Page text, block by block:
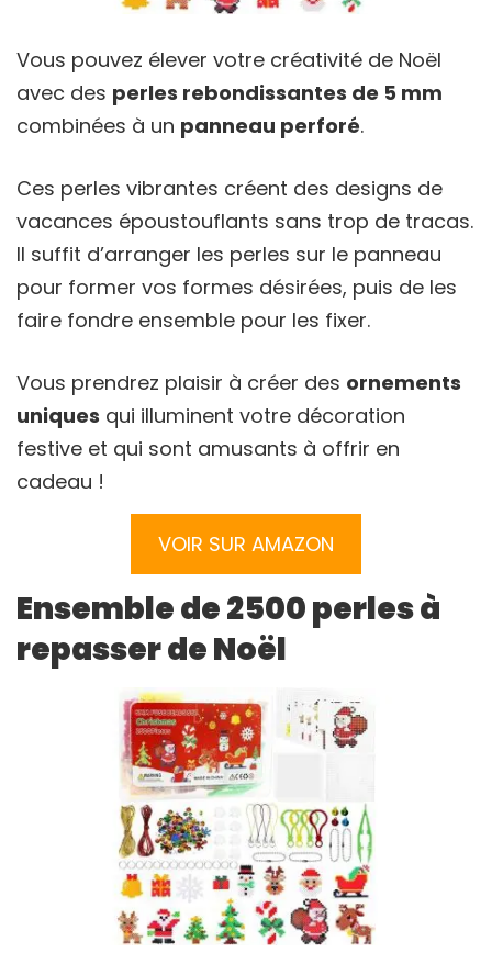
Vous pouvez élever votre créativité de Noël
avec des perles rebondissantes de 5 mm
combinées à un panneau perforé.
Ces perles vibrantes créent des designs de
vacances époustouflants sans trop de tracas.
Il suffit d’arranger les perles sur le panneau
pour former vos formes désirées, puis de les
faire fondre ensemble pour les fixer.
Vous prendrez plaisir à créer des ornements
uniques qui illuminent votre décoration
festive et qui sont amusants à offrir en
cadeau !
VOIR SUR AMAZON
Ensemble de 2500 perles à
repasser de Noël